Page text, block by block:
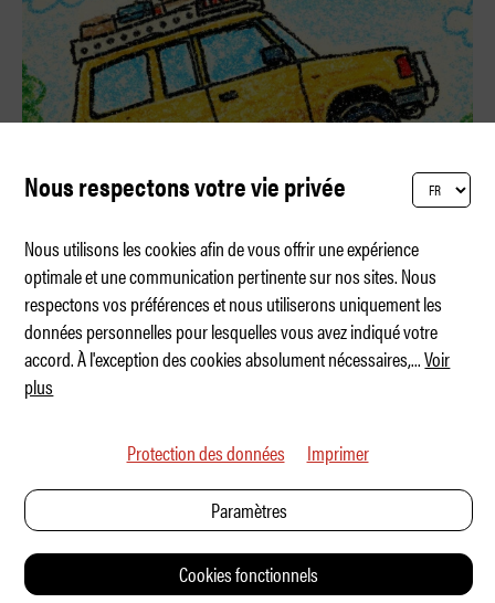
Qui construit les meilleurs SUV ?
Nous respectons votre vie privée
Nous utilisons les cookies afin de vous offrir une expérience
optimale et une communication pertinente sur nos sites. Nous
respectons vos préférences et nous utiliserons uniquement les
données personnelles pour lesquelles vous avez indiqué votre
accord. À l'exception des cookies absolument nécessaires,...Voir
plus
Protection des données Imprimer
Paramètres
Cookies fonctionnels